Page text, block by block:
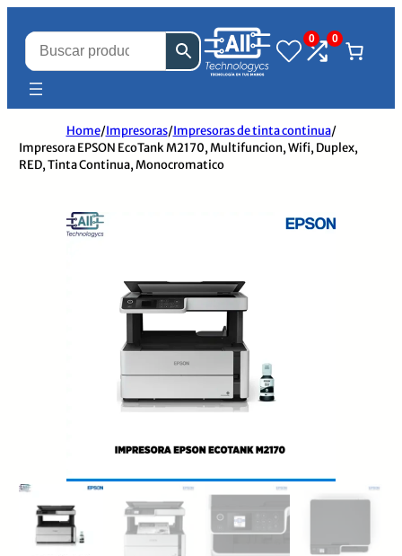
0 0
Home/Impresoras/Impresoras de tinta continua/
Impresora EPSON EcoTank M2170, Multifuncion, Wifi, Duplex,
RED, Tinta Continua, Monocromatico